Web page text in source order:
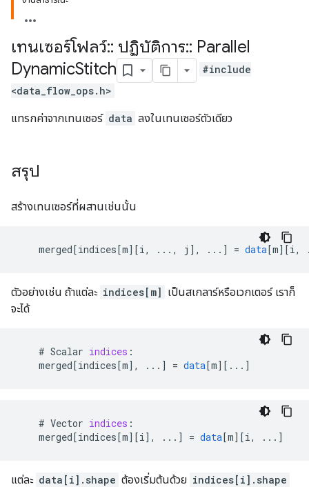
เทนเซอร์โฟลว์:: ปฏิบัติการ:: Parallel
DynamicStitch
#include
<data_flow_ops.h>
แทรกค่าจากเทนเซอร์ data ลงในเทนเซอร์ตัวเดียว
สรุป
สร้างเทนเซอร์ที่ผสานเช่นนั้น
merged[indices[m][i, ..., j ] , ... ] = data[m][i,
ตัวอย่างเช่น ถ้าแต่ละ indices[m] เป็นสเกลาร์หรือเวกเตอร์ เราก็
จะได้
    #
Scalar indices :
merged[indices[m] , ... ] = data[m][ ... ]
    #
Vector indices :
merged[indices[m][i] , ... ] = data[m][i, ... ]
แต่ละ data[i].shape ต้องเริ่มต้นด้วย indices[i].shape